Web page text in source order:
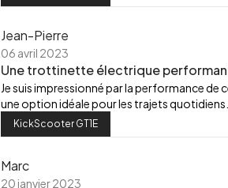
Jean-Pierre
06 avril 2023
Une trottinette électrique
Je suis impressionné par la performance
une option idéale pour les trajets
KickScooter GT1E
Marc
20 janvier 2023